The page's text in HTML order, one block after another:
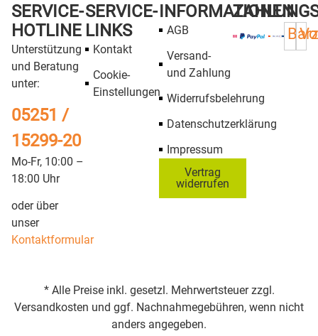
SERVICE-
HOTLINE
Unterstützung
und Beratung
unter:
05251 /
15299-20
Mo-Fr, 10:00 –
18:00 Uhr
oder über
unser
Kontaktformular
SERVICE-
LINKS
Kontakt
Cookie-
Einstellungen
INFORMATIONEN
AGB
Versand-
und Zahlung
Widerrufsbelehrung
Datenschutzerklärung
Impressum
Vertrag
widerrufen
* Alle Preise inkl. gesetzl. Mehrwertsteuer zzgl.
Versandkosten und ggf. Nachnahmegebühren, wenn nicht
anders angegeben.